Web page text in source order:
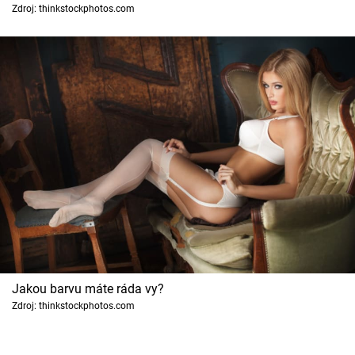
Sledujte prima+
Filmový festival Karlovy Vary
Pořady
Mámy sobě
Přihlášení
Sledujte nás
Zdroj: thinkstockphotos.com
Jakou barvu máte ráda vy?
Zdroj: thinkstockphotos.com